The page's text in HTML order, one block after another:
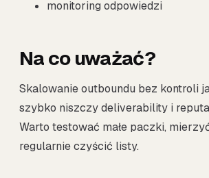
monitoring odpowiedzi
Na co uważać?
Skalowanie outboundu bez kontroli
szybko niszczy deliverability i
Warto testować małe paczki,
regularnie czyścić listy.